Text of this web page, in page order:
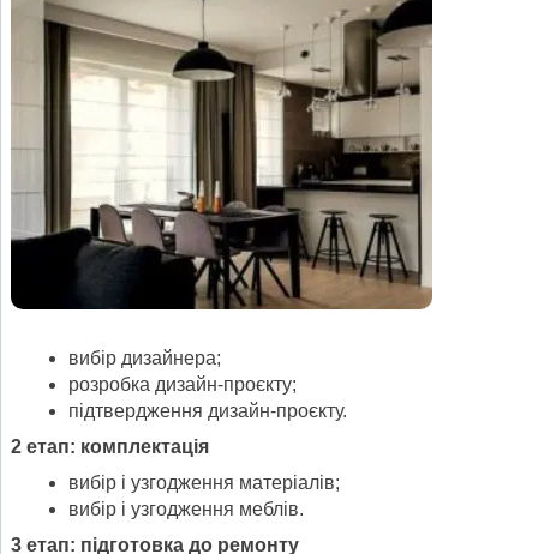
вибір дизайнера;
розробка дизайн-проєкту;
підтвердження дизайн-проєкту.
2 етап: комплектація
вибір і узгодження матеріалів;
вибір і узгодження меблів.
3 етап: підготовка до ремонту